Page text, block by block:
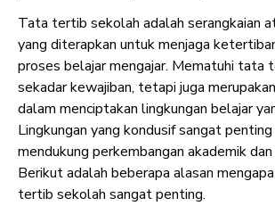
Tata tertib sekolah adalah serangkaian
yang diterapkan untuk menjaga
proses belajar mengajar. Mematuhi tata
sekadar kewajiban, tetapi juga
dalam menciptakan lingkungan belajar
Lingkungan yang kondusif sangat
mendukung perkembangan akademik
Berikut adalah beberapa alasan
tertib sekolah sangat penting.